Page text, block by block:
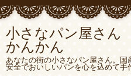
小さなパン屋さ
かんかん
あなたの街の小さなパン屋さん。国
安全でおいしいパンを心を込めて手